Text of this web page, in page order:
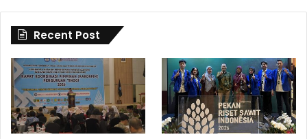
Recent Post